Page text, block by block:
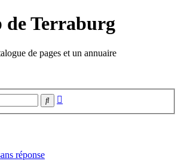
de Terraburg
de pages et un annuaire
Rechercher
réponse